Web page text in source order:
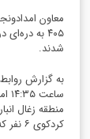
معاون
شدند.
به گزارش
منطقه زغال
کردکوی ۶ نفر که مسافرانی از استان لرستان بودند مصدوم شدند.